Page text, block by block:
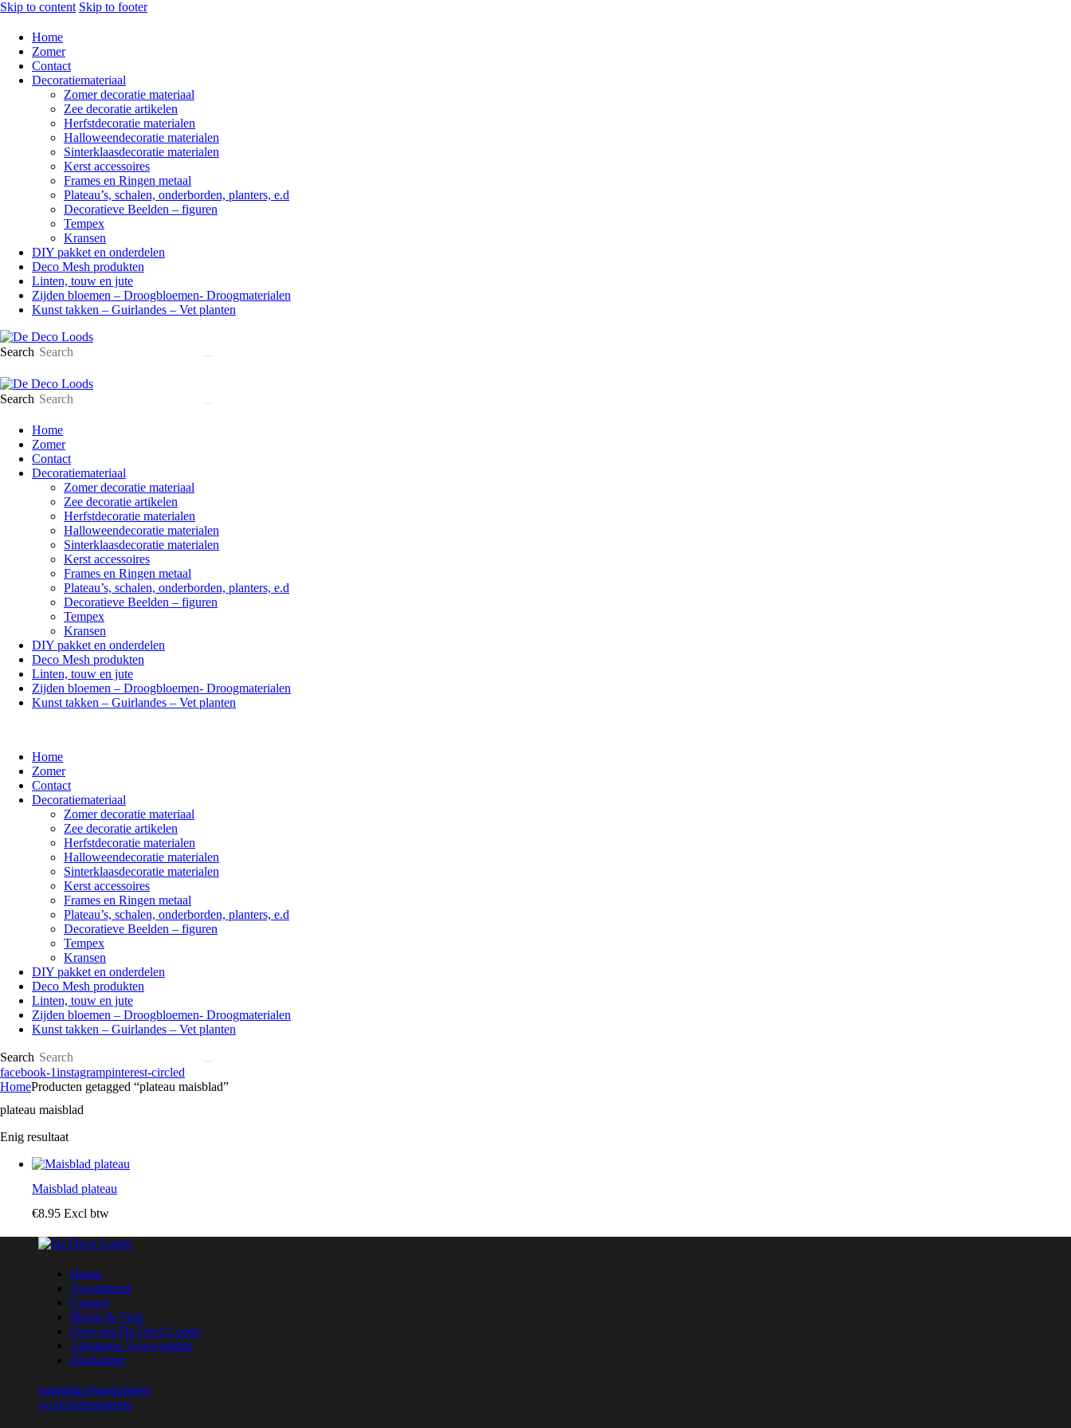
Skip to content Skip to footer
Home
Zomer
Contact
Decoratiemateriaal
Zomer decoratie materiaal
Zee decoratie artikelen
Herfstdecoratie materialen
Halloweendecoratie materialen
Sinterklaasdecoratie materialen
Kerst accessoires
Frames en Ringen metaal
Plateau’s, schalen, onderborden, planters, e.d
Decoratieve Beelden – figuren
Tempex
Kransen
DIY pakket en onderdelen
Deco Mesh produkten
Linten, touw en jute
Zijden bloemen – Droogbloemen- Droogmaterialen
Kunst takken – Guirlandes – Vet planten
Search
Search
Home
Zomer
Contact
Decoratiemateriaal
Zomer decoratie materiaal
Zee decoratie artikelen
Herfstdecoratie materialen
Halloweendecoratie materialen
Sinterklaasdecoratie materialen
Kerst accessoires
Frames en Ringen metaal
Plateau’s, schalen, onderborden, planters, e.d
Decoratieve Beelden – figuren
Tempex
Kransen
DIY pakket en onderdelen
Deco Mesh produkten
Linten, touw en jute
Zijden bloemen – Droogbloemen- Droogmaterialen
Kunst takken – Guirlandes – Vet planten
Home
Zomer
Contact
Decoratiemateriaal
Zomer decoratie materiaal
Zee decoratie artikelen
Herfstdecoratie materialen
Halloweendecoratie materialen
Sinterklaasdecoratie materialen
Kerst accessoires
Frames en Ringen metaal
Plateau’s, schalen, onderborden, planters, e.d
Decoratieve Beelden – figuren
Tempex
Kransen
DIY pakket en onderdelen
Deco Mesh produkten
Linten, touw en jute
Zijden bloemen – Droogbloemen- Droogmaterialen
Kunst takken – Guirlandes – Vet planten
Search
facebook-1instagrampinterest-circled
HomeProducten getagged “plateau maisblad”
plateau maisblad
Enig resultaat
Maisblad plateau
€8.95 Excl btw
Home
Assortiment
Contact
Missie & Visie
Over ons De Deco Loods
Algemene Voorwaarden
Disclaimer
tumblrfacebookpintere
st-circledinstagram